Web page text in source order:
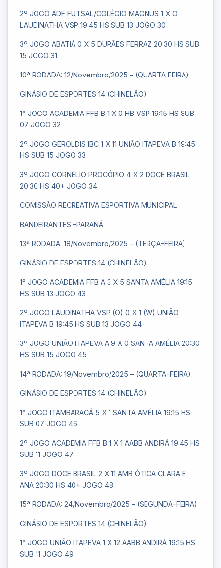
2º JOGO ADF FUTSAL/COLÉGIO MAGNUS 1 X O
LAUDINATHA VSP 19:45 HS SUB 13 JOGO 30
3º JOGO ABATIÁ 0 X 5 DURÃES FERRAZ 20:30 HS SUB
15 JOGO 31
10ª RODADA: 12/Novembro/2025 – (QUARTA FEIRA)
GINÁSIO DE ESPORTES 14 (CHINELÃO)
1° JOGO ACADEMIA FFB B 1 X 0 HB VSP 19:15 HS SUB
07 JOGO 32
2º JOGO GEROLDIS IBC 1 X 11 UNIÃO ITAPEVA B 19:45
HS SUB 15 JOGO 33
3º JOGO CORNÉLIO PROCÓPIO 4 X 2 DOCE BRASIL
20:30 HS 40+ JOGO 34
COMISSÃO RECREATIVA ESPORTIVA MUNICIPAL
BANDEIRANTES –PARANÁ
13ª RODADA: 18/Novembro/2025 – (TERÇA-FEIRA)
GINÁSIO DE ESPORTES 14 (CHINELÃO)
1° JOGO ACADEMIA FFB A 3 X 5 SANTA AMÉLIA 19:15
HS SUB 13 JOGO 43
2º JOGO LAUDINATHA VSP (O) 0 X 1 (W) UNIÃO
ITAPEVA B 19:45 HS SUB 13 JOGO 44
3º JOGO UNIÃO ITAPEVA A 9 X 0 SANTA AMÉLIA 20:30
HS SUB 15 JOGO 45
14ª RODADA: 19/Novembro/2025 – (QUARTA-FEIRA)
GINÁSIO DE ESPORTES 14 (CHINELÃO)
1° JOGO ITAMBARACÁ 5 X 1 SANTA AMÉLIA 19:15 HS
SUB 07 JOGO 46
2º JOGO ACADEMIA FFB B 1 X 1 AABB ANDIRÁ 19:45 HS
SUB 11 JOGO 47
3º JOGO DOCE BRASIL 2 X 11 AMB ÓTICA CLARA E
ANA 20:30 HS 40+ JOGO 48
15ª RODADA: 24/Novembro/2025 – (SEGUNDA-FEIRA)
GINÁSIO DE ESPORTES 14 (CHINELÃO)
1° JOGO UNIÃO ITAPEVA 1 X 12 AABB ANDIRÁ 19:15 HS
SUB 11 JOGO 49